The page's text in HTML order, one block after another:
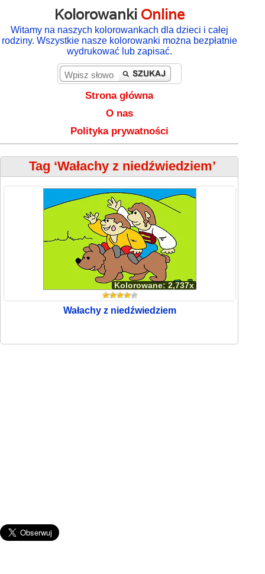
Kolorowanki Online
Witamy na naszych kolorowankach dla dzieci i całej
rodziny. Wszystkie nasze kolorowanki można bezpłatnie
wydrukować lub zapisać.
Strona główna
O nas
Polityka prywatności
Tag ‘Wałachy z niedźwiedziem’
Kolorowane: 2,737x
Wałachy z niedźwiedziem